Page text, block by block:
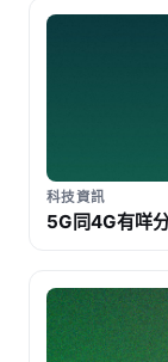
科技資訊
5G同4G有咩